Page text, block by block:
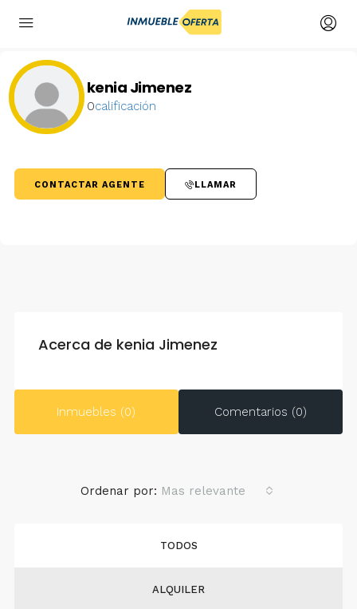
kenia Jimenez
0calificación
CONTACTAR AGENTE LLAMAR
Acerca de kenia Jimenez
Inmuebles (0) Comentarios (0)
TODOS
ALQUILER
Ordenar por: Mas relevante